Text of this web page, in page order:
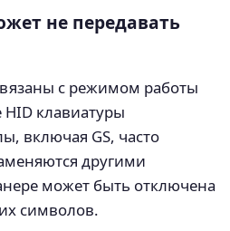
не передавать
с режимом работы
клавиатуры
включая GS, часто
другими
может быть отключена
символов.